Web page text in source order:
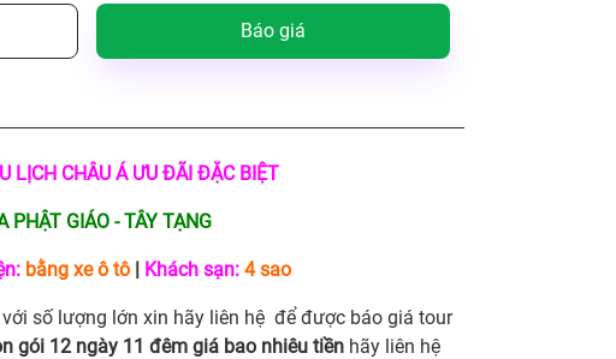
Báo giá
LỊCH CHÂU Á ƯU ĐÃI ĐẶC BIỆT
GIÁO - TÂY TẠNG
bằng xe ô tô | Khách sạn: 4 sao
với số lượng lớn xin hãy liên hệ để được báo giá tour
gói 12 ngày 11 đêm giá bao nhiêu tiền hãy liên hệ